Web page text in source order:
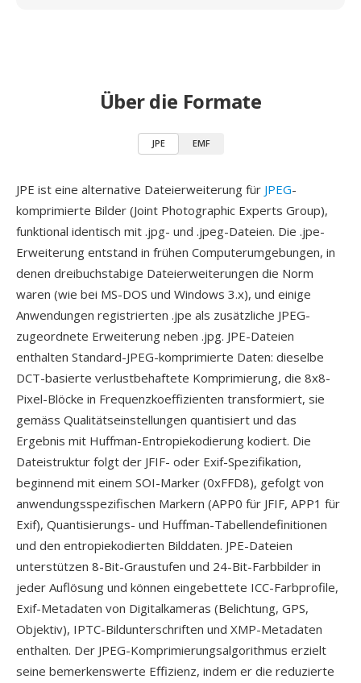
Über die Formate
JPE EMF
JPE ist eine alternative Dateierweiterung für JPEG-
komprimierte Bilder (Joint Photographic Experts Group),
funktional identisch mit .jpg- und .jpeg-Dateien. Die .jpe-
Erweiterung entstand in frühen Computerumgebungen, in
denen dreibuchstabige Dateierweiterungen die Norm
waren (wie bei MS-DOS und Windows 3.x), und einige
Anwendungen registrierten .jpe als zusätzliche JPEG-
zugeordnete Erweiterung neben .jpg. JPE-Dateien
enthalten Standard-JPEG-komprimierte Daten: dieselbe
DCT-basierte verlustbehaftete Komprimierung, die 8x8-
Pixel-Blöcke in Frequenzkoeffizienten transformiert, sie
gemäss Qualitätseinstellungen quantisiert und das
Ergebnis mit Huffman-Entropiekodierung kodiert. Die
Dateistruktur folgt der JFIF- oder Exif-Spezifikation,
beginnend mit einem SOI-Marker (0xFFD8), gefolgt von
anwendungsspezifischen Markern (APP0 für JFIF, APP1 für
Exif), Quantisierungs- und Huffman-Tabellendefinitionen
und den entropiekodierten Bilddaten. JPE-Dateien
unterstützen 8-Bit-Graustufen und 24-Bit-Farbbilder in
jeder Auflösung und können eingebettete ICC-Farbprofile,
Exif-Metadaten von Digitalkameras (Belichtung, GPS,
Objektiv), IPTC-Bildunterschriften und XMP-Metadaten
enthalten. Der JPEG-Komprimierungsalgorithmus erzielt
seine bemerkenswerte Effizienz, indem er die reduzierte